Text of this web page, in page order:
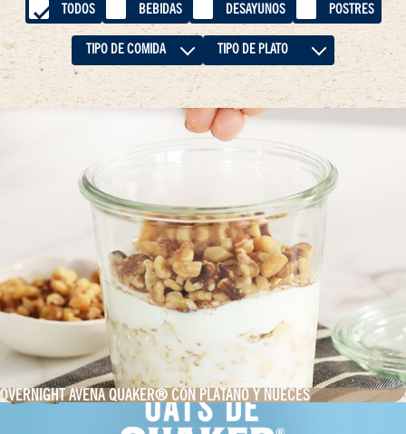
TODOS BEBIDAS DESAYUNOS POSTRES
TIPO DE COMIDA TIPO DE PLATO
OVERNIGHT AVENA QUAKER® CON PLÁTANO Y NUECES